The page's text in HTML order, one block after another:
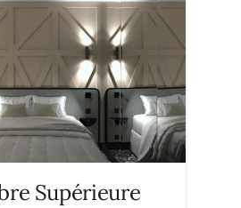
Supérieure